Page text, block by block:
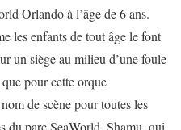
Orlando à l’âge de 6 ans.
les enfants de tout âge le font
un siège au milieu d’une foule
pour cette orque
de scène pour toutes les
du parc SeaWorld. Shamu, qui